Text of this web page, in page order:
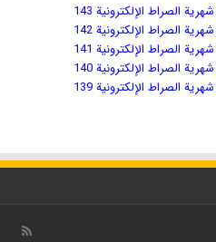
شهریة الصراط الإلكترونية 143
شهریة الصراط الإلكترونية 142
شهریة الصراط الإلكترونية 141
شهریة الصراط الإلكترونية 140
شهریة الصراط الإلكترونية 139